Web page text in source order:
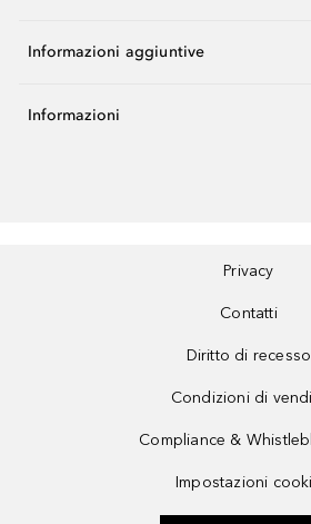
Informazioni aggiuntive
Informazioni
Privacy
Contatti
Diritto di recesso
Condizioni di
Compliance &
Impostazioni